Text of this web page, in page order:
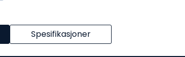
Spesifikasjoner